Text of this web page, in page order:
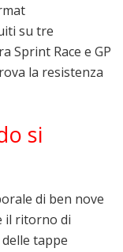
su tre
Sprint Race e GP
la resistenza
si
di ben nove
il ritorno di
tappe